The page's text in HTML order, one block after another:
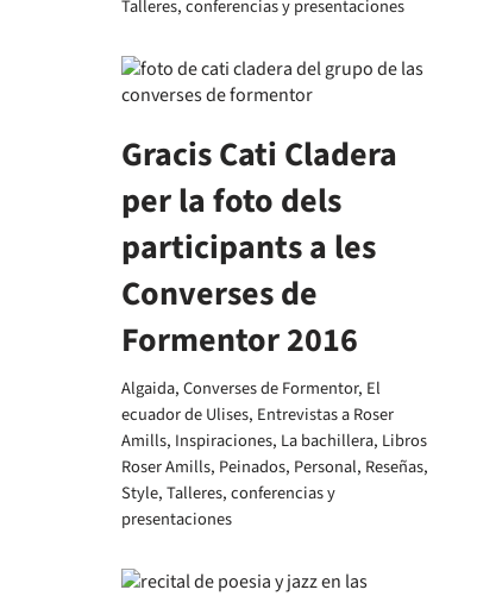
Talleres, conferencias y presentaciones
Gracis Cati Cladera
per la foto dels
participants a les
Converses de
Formentor 2016
Algaida,Converses de Formentor, El
ecuador de Ulises, Entrevistas a Roser
Amills, Inspiraciones, La bachillera, Libros
Roser Amills, Peinados, Personal, Reseñas,
Style,Talleres, conferencias y
presentaciones